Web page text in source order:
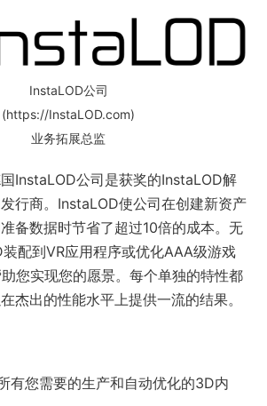
InstaLOD公司
(https://InstaLOD.com)
业务拓展总监
InstaLOD公司是获奖的InstaLOD解
行商。InstaLOD使公司在创建新资产
备数据时节省了超过10倍的成本。无
配到VR应用程序或优化AAA级游戏
您实现您的愿景。每个单独的特性都
杰出的性能水平上提供一流的结果。
有您需要的生产和自动优化的3D内